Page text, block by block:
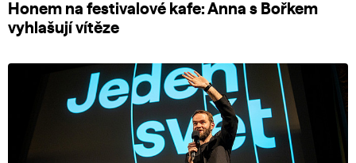
Honem na festivalové kafe: Anna s Bořkem
vyhlašují vítěze